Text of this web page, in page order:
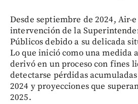
Desde septiembre de 2024, Air-
intervención de la
Públicos debido a su delicada
Lo que inició como una medida
derivó en un proceso con fines
detectarse pérdidas
2024 y proyecciones que
2025.